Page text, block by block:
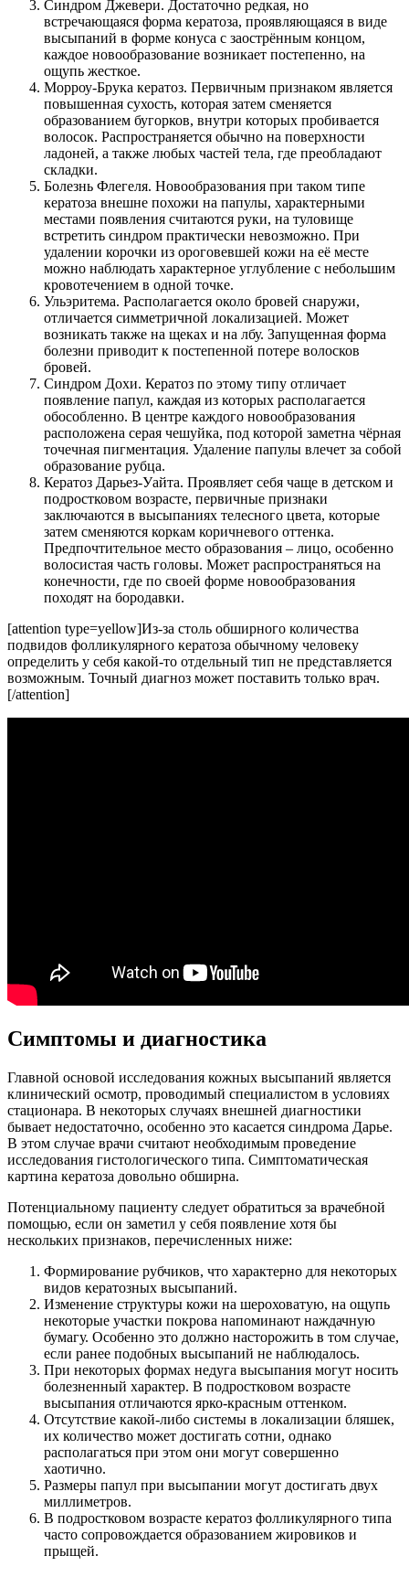
Синдром Джевери. Достаточно редкая, но
встречающаяся форма кератоза, проявляющаяся в виде
высыпаний в форме конуса с заострённым концом,
каждое новообразование возникает постепенно, на
ощупь жесткое.
Морроу-Брука кератоз. Первичным признаком является
повышенная сухость, которая затем сменяется
образованием бугорков, внутри которых пробивается
волосок. Распространяется обычно на поверхности
ладоней, а также любых частей тела, где преобладают
складки.
Болезнь Флегеля. Новообразования при таком типе
кератоза внешне похожи на папулы, характерными
местами появления считаются руки, на туловище
встретить синдром практически невозможно. При
удалении корочки из ороговевшей кожи на её месте
можно наблюдать характерное углубление с небольшим
кровотечением в одной точке.
Ульэритема. Располагается около бровей снаружи,
отличается симметричной локализацией. Может
возникать также на щеках и на лбу. Запущенная форма
болезни приводит к постепенной потере волосков
бровей.
Синдром Дохи. Кератоз по этому типу отличает
появление папул, каждая из которых располагается
обособленно. В центре каждого новообразования
расположена серая чешуйка, под которой заметна чёрная
точечная пигментация. Удаление папулы влечет за собой
образование рубца.
Кератоз Дарьез-Уайта. Проявляет себя чаще в детском и
подростковом возрасте, первичные признаки
заключаются в высыпаниях телесного цвета, которые
затем сменяются коркам коричневого оттенка.
Предпочтительное место образования – лицо, особенно
волосистая часть головы. Может распространяться на
конечности, где по своей форме новообразования
походят на бородавки.
[attention type=yellow]Из-за столь обширного количества
подвидов фолликулярного кератоза обычному человеку
определить у себя какой-то отдельный тип не представляется
возможным. Точный диагноз может поставить только врач.
[/attention]
Симптомы и диагностика
Главной основой исследования кожных высыпаний является
клинический осмотр, проводимый специалистом в условиях
стационара. В некоторых случаях внешней диагностики
бывает недостаточно, особенно это касается синдрома Дарье.
В этом случае врачи считают необходимым проведение
исследования гистологического типа. Симптоматическая
картина кератоза довольно обширна.
Потенциальному пациенту следует обратиться за врачебной
помощью, если он заметил у себя появление хотя бы
нескольких признаков, перечисленных ниже:
Формирование рубчиков, что характерно для некоторых
видов кератозных высыпаний.
Изменение структуры кожи на шероховатую, на ощупь
некоторые участки покрова напоминают наждачную
бумагу. Особенно это должно насторожить в том случае,
если ранее подобных высыпаний не наблюдалось.
При некоторых формах недуга высыпания могут носить
болезненный характер. В подростковом возрасте
высыпания отличаются ярко-красным оттенком.
Отсутствие какой-либо системы в локализации бляшек,
их количество может достигать сотни, однако
располагаться при этом они могут совершенно
хаотично.
Размеры папул при высыпании могут достигать двух
миллиметров.
В подростковом возрасте кератоз фолликулярного типа
часто сопровождается образованием жировиков и
прыщей.